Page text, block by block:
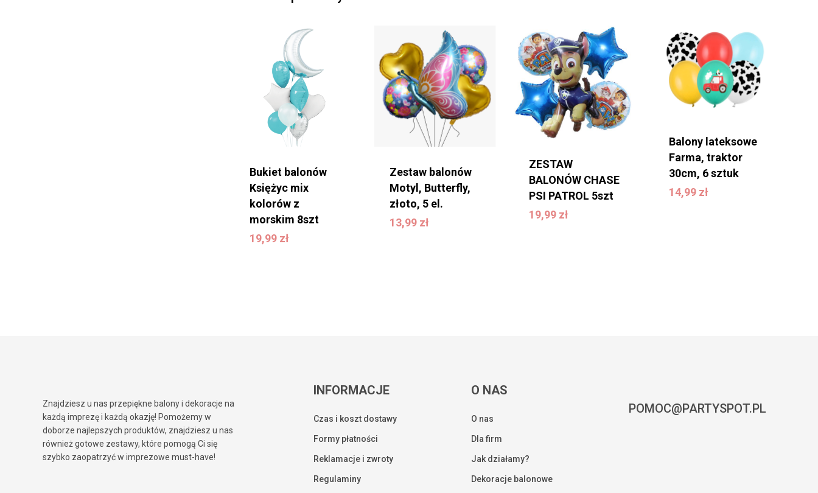
Bukiet balonów
Księżyc mix
kolorów z
morskim 8szt
19,99 zł
19,99zł
Zestaw balonów
Motyl, Butterfly,
złoto, 5 el.
13,99 zł
13,99zł
ZESTAW
BALONÓW CHASE
PSI PATROL 5szt
19,99 zł
19,99zł
Balony lateksowe
Farma, traktor
30cm, 6 sztuk
14,99 zł
14,99zł
Znajdziesz u nas przepiękne balony i dekoracje na
każdą imprezę i każdą okazję! Pomożemy w
doborze najlepszych produktów, znajdziesz u nas
również gotowe zestawy, które pomogą Ci się
szybko zaopatrzyć w imprezowe must-have!
INFORMACJE
Czas i koszt dostawy
Formy płatności
Reklamacje i zwroty
Regulaminy
O NAS
O nas
Dla firm
Jak działamy?
Dekoracje balonowe
POMOC@PARTYSPOT.PL